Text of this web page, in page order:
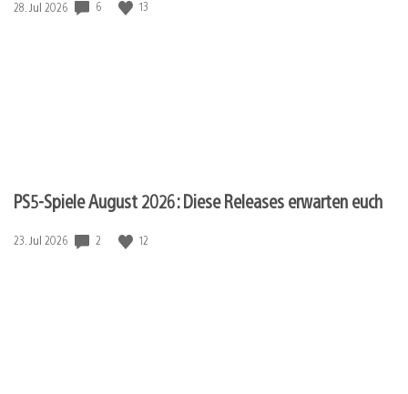
Veröffentlichungsdatum:
28. Jul 2026 6 13
PS5-Spiele August 2026: Diese Releases erwarten euch
Veröffentlichungsdatum:
23. Jul 2026 2 12